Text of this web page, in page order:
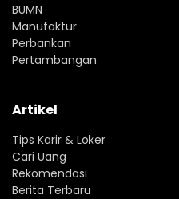
BUMN
Manufaktur
Perbankan
Pertambangan
Artikel
Tips Karir & Loker
Cari Uang
Rekomendasi
Berita Terbaru